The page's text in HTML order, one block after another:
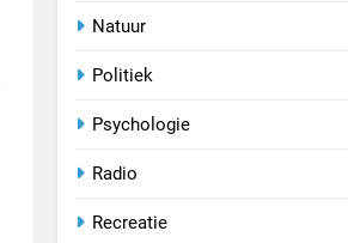
Natuur
Politiek
Psychologie
Radio
Recreatie